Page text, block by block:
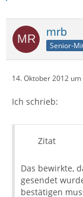
mrb
Senior-
14. Oktober 2012 um
Ich schrieb:
Zitat
Das bewirkte,
gesendet
bestätigen